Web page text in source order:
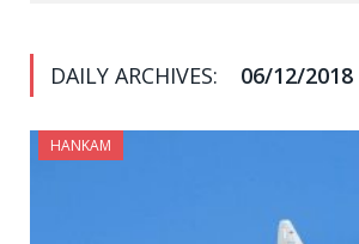
DAILY ARCHIVES: 06/12/2018
HANKAM